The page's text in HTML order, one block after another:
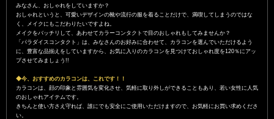
みなさん、おしゃれをしていますか？
おしゃれというと、可愛いデザインの靴や流行の服を着ることだけで、満喫してしまうのではな
く、メイクにもこだわりたいですよね。
メイクをバッチリして、あわせてカラーコンタクトで目のおしゃれもしてみませんか？
「パラダイスコンタクト」は、みなさんのお好みに合わせて、カラコンを選んでいただけるよう
に、豊富な品揃えをしていますから、お気に入りのカラコンを見つけておしゃれ度を120％にアッ
プさせてみましょう!!
◆今、おすすめのカラコンは、これです！！
カラコンは、顔の印象と雰囲気を変化させ、気軽に取り外しができることもあり、若い女性に人気
のおしゃれアイテムです。
きちんと使い方さえ守れば、誰にでも安全にご使用いただけますので、お気軽にお買い求めくださ
い。